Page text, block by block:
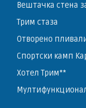
Вештачка стена
Трим стаза
Отворено
Спортски камп
Хотел Трим**